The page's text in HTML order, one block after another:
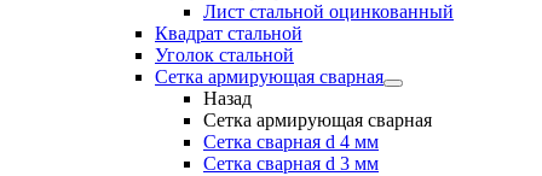
Лист стальной оцинкованный
Квадрат стальной
Уголок стальной
Сетка армирующая сварная
Назад
Сетка армирующая сварная
Сетка сварная d 4 мм
Сетка сварная d 3 мм